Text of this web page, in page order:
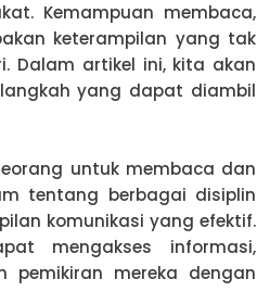
Kemampuan membaca,
keterampilan yang tak
Dalam artikel ini, kita akan
yang dapat diambil
untuk membaca dan
tentang berbagai disiplin
komunikasi yang efektif.
mengakses informasi,
pemikiran mereka dengan